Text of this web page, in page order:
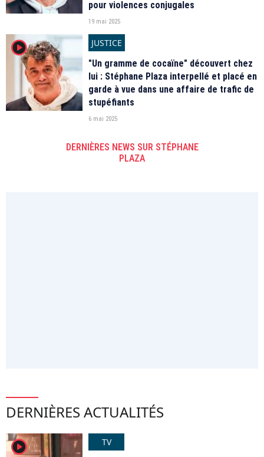
pour violences conjugales
19 mai 2025
player2
JUSTICE
"Un gramme de cocaïne" découvert chez
lui : Stéphane Plaza interpellé et placé en
garde à vue dans une affaire de trafic de
stupéfiants
6 mai 2025
DERNIÈRES NEWS SUR STÉPHANE
PLAZA
DERNIÈRES ACTUALITÉS
player2
TV